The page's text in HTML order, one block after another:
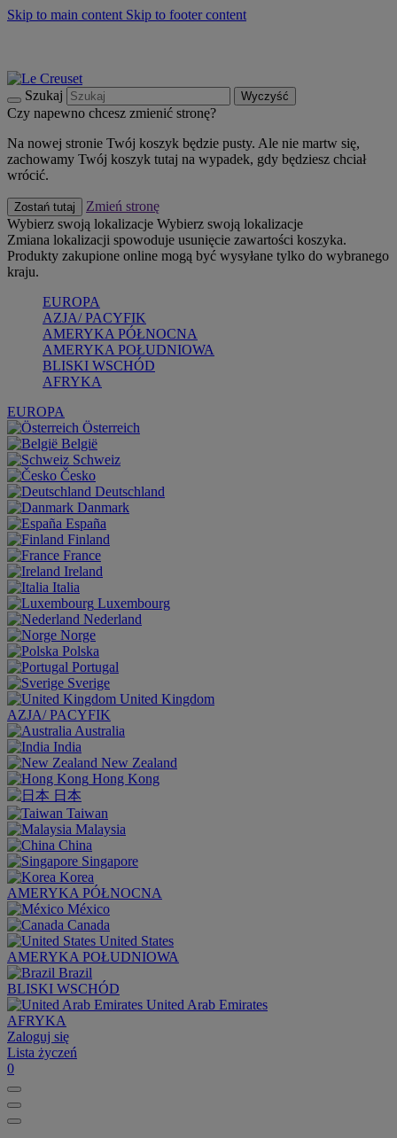
Skip to main content Skip to footer content
Szukaj Wyczyść
Czy napewno chcesz zmienić stronę?
Na nowej stronie Twój koszyk będzie pusty. Ale nie martw się,
zachowamy Twój koszyk tutaj na wypadek, gdy będziesz chciał
wrócić.
Zostań tutaj
Zmień stronę
Wybierz swoją lokalizacje Wybierz swoją lokalizacje
Zmiana lokalizacji spowoduje usunięcie zawartości koszyka.
Produkty zakupione online mogą być wysyłane tylko do wybranego
kraju.
EUROPA
AZJA/ PACYFIK
AMERYKA PÓŁNOCNA
AMERYKA POŁUDNIOWA
BLISKI WSCHÓD
AFRYKA
EUROPA
Österreich
België
Schweiz
Česko
Deutschland
Danmark
España
Finland
France
Ireland
Italia
Luxembourg
Nederland
Norge
Polska
Portugal
Sverige
United Kingdom
AZJA/ PACYFIK
Australia
India
New Zealand
Hong Kong
日本
Taiwan
Malaysia
China
Singapore
Korea
AMERYKA PÓŁNOCNA
México
Canada
United States
AMERYKA POŁUDNIOWA
Brazil
BLISKI WSCHÓD
United Arab Emirates
AFRYKA
Zaloguj się
Lista życzeń
0